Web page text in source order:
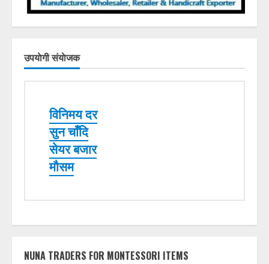
उपयाेगी संयाेजक
विनिमय दर
सुन चाँदि
सेयर बजार
मौसम
NUNA TRADERS FOR MONTESSORI ITEMS